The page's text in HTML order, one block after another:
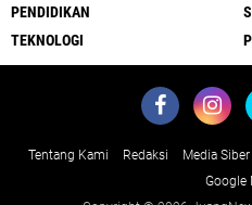
PENDIDIKAN
TEKNOLOGI
Tentang Kami Redaksi Media Siber
Google